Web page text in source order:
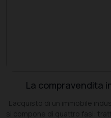
La compravendita
L’acquisto di un immobile
si compone di quattro fasi: